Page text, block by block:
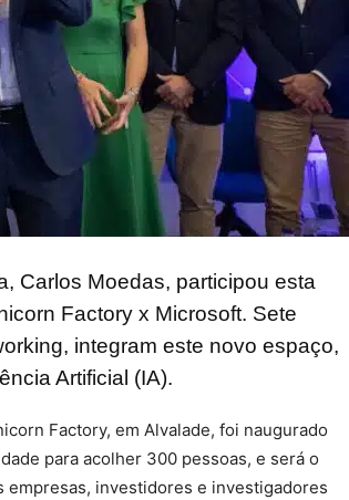
Carlos Moedas, participou esta
Factory x Microsoft. Sete
integram este novo espaço,
Artificial (IA).
Factory, em Alvalade, foi naugurado
para acolher 300 pessoas, e será o
investidores e investigadores